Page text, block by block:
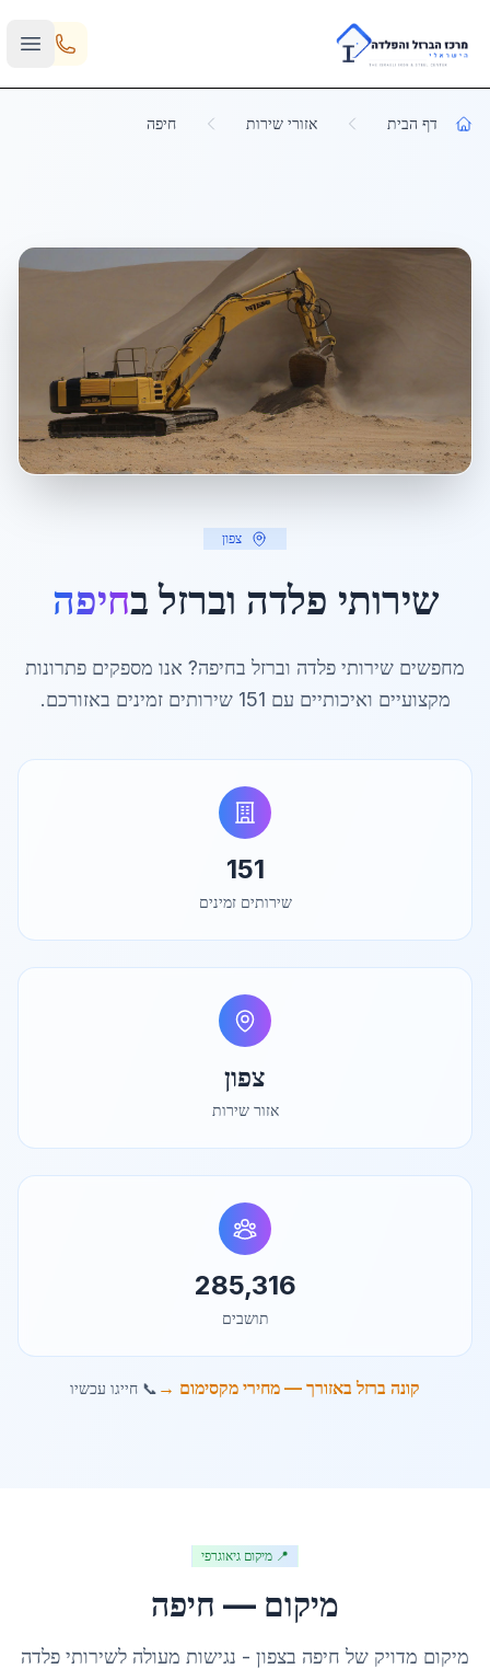
Skip to main content
דף הבית אזורי שירות חיפה
צפון
שירותי פלדה וברזל בחיפה
מחפשים שירותי פלדה וברזל בחיפה? אנו מספקים פתרונות
מקצועיים ואיכותיים עם 151 שירותים זמינים באזורכם.
151
שירותים זמינים
צפון
אזור שירות
285,316
תושבים
קונה ברזל באזורך — מחירי מקסימום → 📞 חייגו עכשיו
📍 מיקום גיאוגרפי
מיקום — חיפה
מיקום מדויק של חיפה בצפון - נגישות מעולה לשירותי פלדה